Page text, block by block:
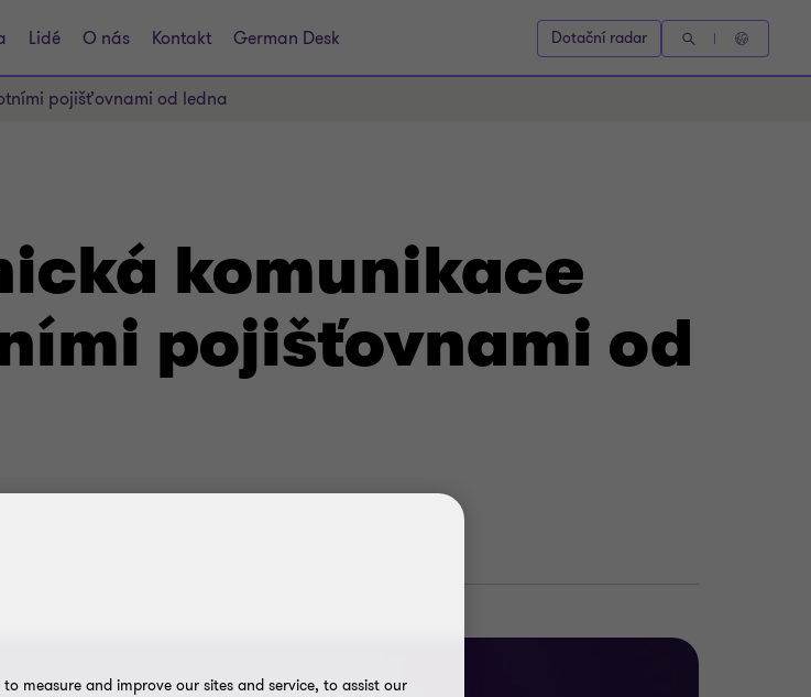
Lidé O nás Kontakt German Desk Dotační radar
pojišťovnami od ledna
komunikace
pojišťovnami od
measure and improve our sites and service, to assist our